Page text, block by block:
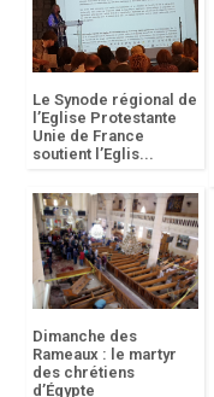
Le Synode régional de
l’Eglise Protestante
Unie de France
soutient l’Eglis...
Dimanche des
Rameaux : le martyr
des chrétiens
d’Égypte